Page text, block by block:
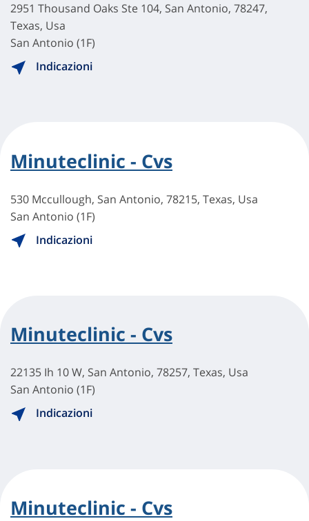
2951 Thousand Oaks Ste 104, San Antonio, 78247,
Texas, Usa
San Antonio (1F)
Indicazioni
Minuteclinic - Cvs
530 Mccullough, San Antonio, 78215, Texas, Usa
San Antonio (1F)
Indicazioni
Minuteclinic - Cvs
22135 Ih 10 W, San Antonio, 78257, Texas, Usa
San Antonio (1F)
Indicazioni
Minuteclinic - Cvs